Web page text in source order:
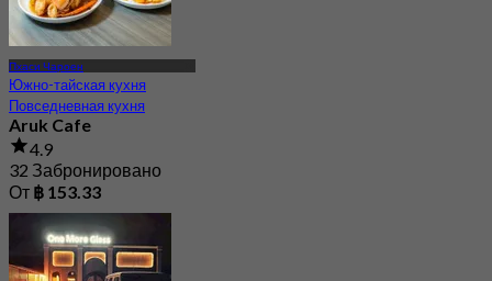
Пхаси Чароен
Южно-тайская кухня
Повседневная кухня
Aruk Cafe
4.9
32 Забронировано
От ฿ 153.33